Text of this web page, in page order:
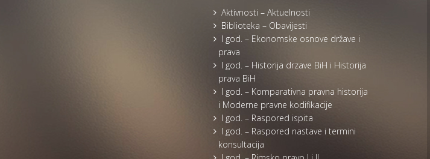
Aktivnosti – Aktuelnosti
Biblioteka – Obavijesti
I god. – Ekonomske osnove države i
prava
I god. – Historija drzave BiH i Historija
prava BiH
I god. – Komparativna pravna historija
i Moderne pravne kodifikacije
I god. – Raspored ispita
I god. – Raspored nastave i termini
konsultacija